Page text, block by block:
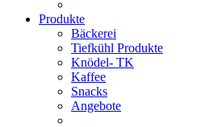
Produkte
Bäckerei
Tiefkühl Produkte
Knödel- TK
Kaffee
Snacks
Angebote